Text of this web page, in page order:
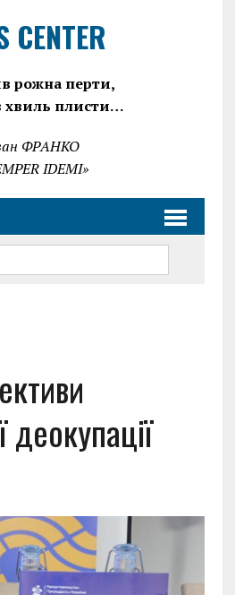
CENTER
рожна перти,
хвиль плисти…
ФРАНКО
IDEMI»
деокупації